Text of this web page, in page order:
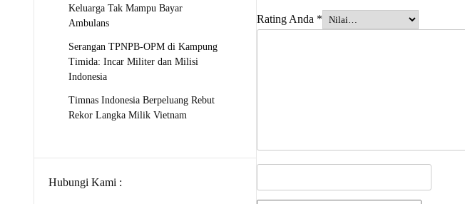
Rating Anda *
Keluarga Tak Mampu Bayar
Ambulans
Serangan TPNPB-OPM di Kampung
Timida: Incar Militer dan Milisi
Indonesia
Timnas Indonesia Berpeluang Rebut
Rekor Langka Milik Vietnam
Hubungi Kami :